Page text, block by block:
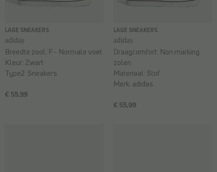
LAGE SNEAKERS
adidas
€ 55,99
Breedte zool: F - Normale voet
Kleur: Zwart
Type2: Sneakers
LAGE SNEAKERS
adidas
€ 55,99
Draagcomfort: Non marking
zolen
Materiaal: Stof
Merk: adidas